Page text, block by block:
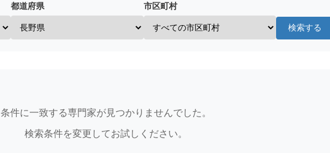
都道府県 市区町村
検索する
条件に一致する専門家が見つかりませんでした。
検索条件を変更してお試しください。